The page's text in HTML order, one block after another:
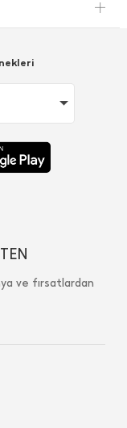
ve fırsatlardan